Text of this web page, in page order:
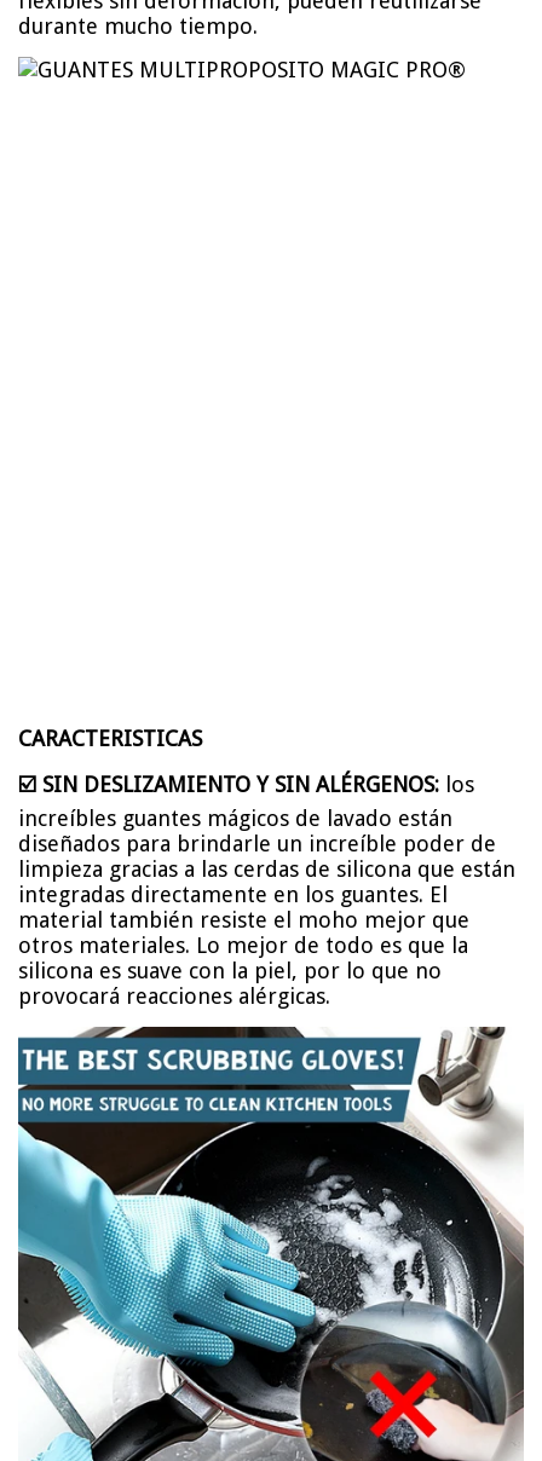
durante mucho tiempo.
CARACTERISTICAS
☑️ SIN DESLIZAMIENTO Y SIN ALÉRGENOS: los
increíbles guantes mágicos de lavado están
diseñados para brindarle un increíble poder de
limpieza gracias a las cerdas de silicona que están
integradas directamente en los guantes. El
material también resiste el moho mejor que
otros materiales. Lo mejor de todo es que la
silicona es suave con la piel, por lo que no
provocará reacciones alérgicas.